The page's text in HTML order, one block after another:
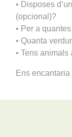
• Disposes
(opcional)?
• Per a
• Quanta
• Tens animals
Ens